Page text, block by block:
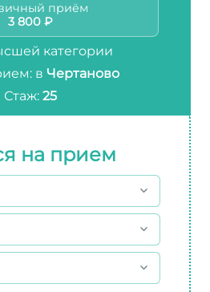
приём
3 800 ₽
категории
в Чертаново
Стаж: 25
на прием